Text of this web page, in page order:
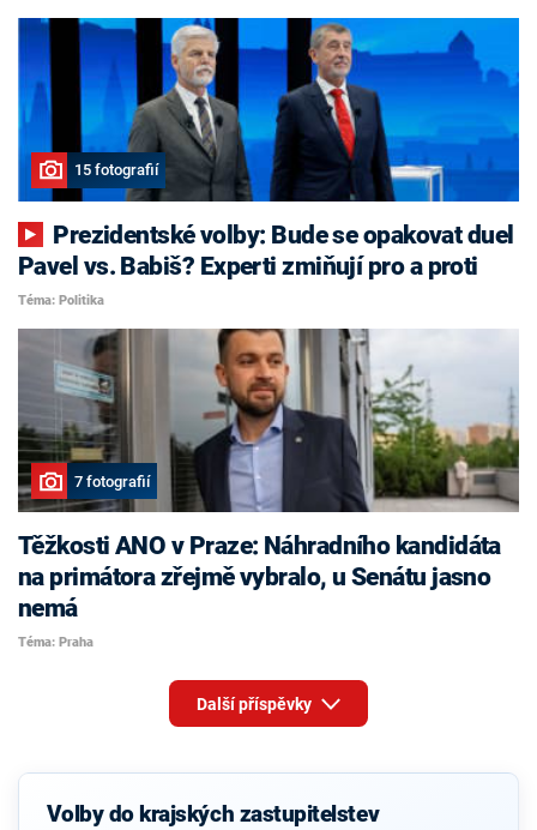
15 fotografií
Pavel vs. Babiš? Experti zmiňují pro a proti
Téma: Politika
7 fotografií
Těžkosti ANO v Praze: Náhradního kandidáta
na primátora zřejmě vybralo, u Senátu jasno
nemá
Téma: Praha
Další příspěvky
Volby do krajských zastupitelstev